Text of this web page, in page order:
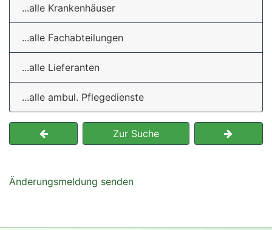
...alle Krankenhäuser
...alle Fachabteilungen
...alle Lieferanten
...alle ambul. Pflegedienste
Zur Suche
Änderungsmeldung senden